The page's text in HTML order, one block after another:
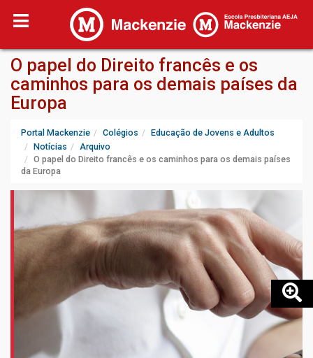
O papel do Direito francês e os
caminhos para os demais países da
Europa
Portal Mackenzie Colégios
Educação de Jovens e Adultos
Notícias
Arquivo
O papel do Direito francês e os caminhos para os demais países
da Europa